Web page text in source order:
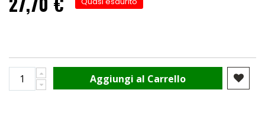
Aggiungi al Carrello